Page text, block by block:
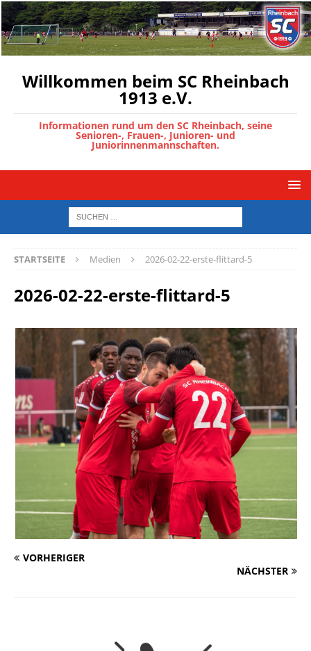
Willkommen beim SC Rheinbach
1913 e.V.
Informationen rund um den SC Rheinbach, seine
Senioren-, Frauen-, Junioren- und
Juniorinnenmannschaften.
STARTSEITE Medien 2026-02-22-erste-flittard-5
2026-02-22-erste-flittard-5
VORHERIGER
NÄCHSTER